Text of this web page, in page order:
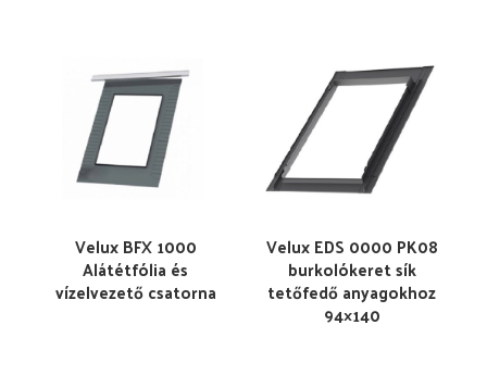
Velux BFX 1000
Alátétfólia és
vízelvezető csatorna
Velux EDS 0000 PK08
burkolókeret sík
tetőfedő anyagokhoz
94×140